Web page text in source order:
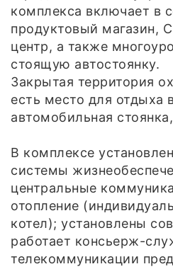
комплекса включает в
продуктовый магазин,
центр, а также
стоящую автостоянку.
Закрытая территория
есть место для отдыха
автомобильная
В комплексе
системы
центральные
отопление
котел); установлены
работает консьерж-
телекоммуникации